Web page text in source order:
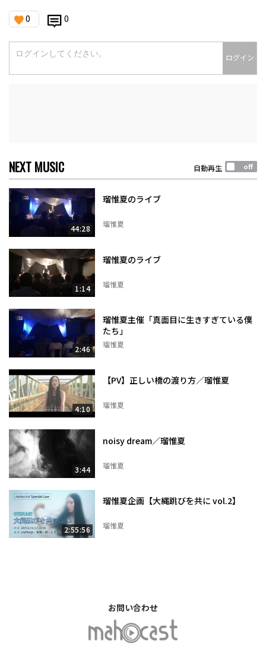
0 0
ログイン
NEXT MUSIC 自動再生
44:28
瑠惟夏のライブ
瑠惟夏
1:14
瑠惟夏のライブ
瑠惟夏
2:46
瑠惟夏主催「真面目に生きすぎている僕
たち」
瑠惟夏
4:10
【PV】正しい橋の渡り方／瑠惟夏
瑠惟夏
3:44
noisy dream／瑠惟夏
瑠惟夏
2:55:56
瑠惟夏企画【大縄跳びを共に vol.2】
瑠惟夏
お問い合わせ